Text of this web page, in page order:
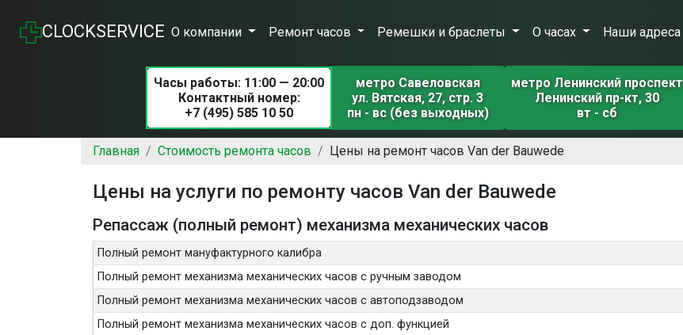
CLOCKSERVICE О компании Ремонт часов Ремешки и браслеты О часах Наши адреса
Часы работы: 11:00 — 20:00
Контактный номер:
+7 (495) 585 10 50
метро Савеловская
ул. Вятская, 27, стр. 3
пн - вс (без выходных)
метро Ленинский проспект
Ленинский пр-кт, 30
вт - сб
Главная Стоимость ремонта часов Цены на ремонт часов Van der Bauwede
Цены на услуги по ремонту часов Van der Bauwede
Репассаж (полный ремонт) механизма механических часов
Полный ремонт мануфактурного калибра
Полный ремонт механизма механических часов с ручным заводом
Полный ремонт механизма механических часов с автоподзаводом
Полный ремонт механизма механических часов с доп. функцией